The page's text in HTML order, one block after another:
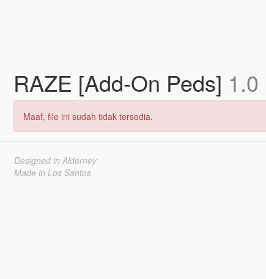
RAZE [Add-On Peds] 1.0
Maaf, file ini sudah tidak tersedia.
Designed in Alderney
Made in Los Santos